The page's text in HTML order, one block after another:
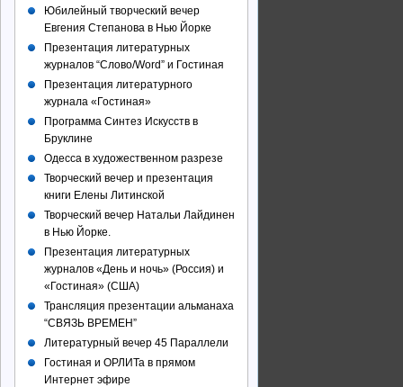
Юбилейный творческий вечер
Евгения Степанова в Нью Йорке
Презентация литературных
журналов “Слово/Word” и Гостиная
Презентация литературного
журнала «Гостиная»
Программа Синтез Искусств в
Бруклине
Одесса в художественном разрезе
Творческий вечер и презентация
книги Елены Литинской
Творческий вечер Натальи Лайдинен
в Нью Йорке.
Презентация литературных
журналов «День и ночь» (Россия) и
«Гостиная» (США)
Трансляция презентации альманаха
“СВЯЗЬ ВРЕМЕН”
Литературный вечер 45 Параллели
Гостиная и ОРЛИТа в прямом
Интернет эфире